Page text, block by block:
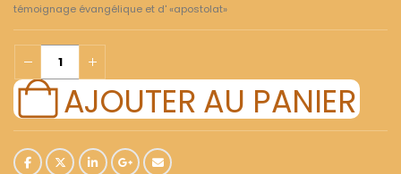
témoignage évangélique et d' «apostolat»
AJOUTER AU PANIER